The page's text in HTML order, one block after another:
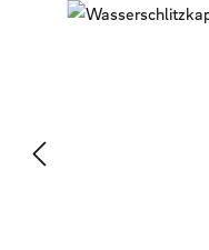
Bildergalerie überspringen